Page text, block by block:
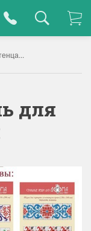
для